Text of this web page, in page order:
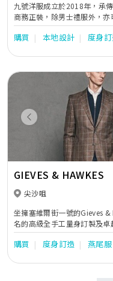
九號洋服成立於2018年，承
商務正裝，除男士禮服外，
設計師，提供即場設計，滿足
購買 本地設計 度身
Previous
GIEVES & HAWKES
尖沙咀
坐擁塞維爾街一號的Gieves
名的高級全手工量身訂製及
務西裝。作為英國皇室軍服
業歷史，自十八世紀以來，一
的知名人物，包括全球其他
購買 度身訂造 燕尾服